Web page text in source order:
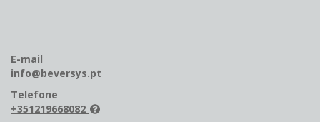
E-mail
info@beversys.pt
Telefone
+351219668082